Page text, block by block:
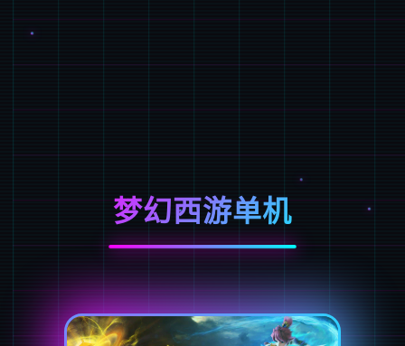
梦幻西游单机